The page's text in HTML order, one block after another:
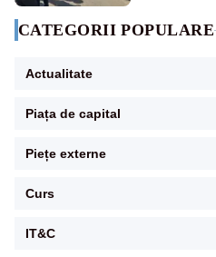
CATEGORII POPULARE
Actualitate
Piața de capital
Piețe externe
Curs
IT&C